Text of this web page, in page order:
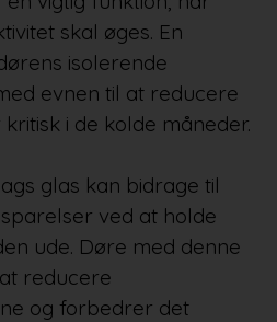
skal øges. En
isolerende
evnen til at reducere
i de kolde måneder.
glas kan bidrage til
ved at holde
ude. Døre med denne
reducere
og forbedrer det